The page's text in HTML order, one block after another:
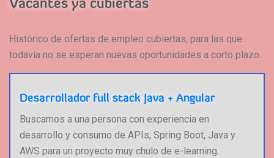
Vacantes ya cubiertas
Histórico de ofertas de empleo cubiertas, para las que
todavía no se esperan nuevas oportunidades a corto plazo.
Desarrollador full stack Java + Angular
Buscamos a una persona con experiencia en
desarrollo y consumo de APIs, Spring Boot, Java y
AWS para un proyecto muy chulo de e-learning.